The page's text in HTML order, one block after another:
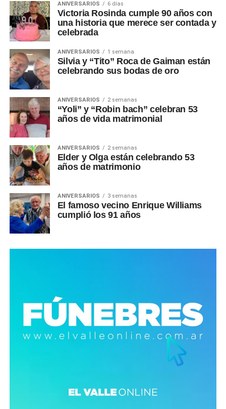
ANIVERSARIOS 6 días
Victoria Rosinda cumple 90 años con
una historia que merece ser contada y
celebrada
ANIVERSARIOS 1 semana
Silvia y “Tito” Roca de Gaiman están
celebrando sus bodas de oro
ANIVERSARIOS 2 semanas
“Yoli” y “Robin bach” celebran 53
años de vida matrimonial
ANIVERSARIOS 2 semanas
Elder y Olga están celebrando 53
años de matrimonio
ANIVERSARIOS 3 semanas
El famoso vecino Enrique Williams
cumplió los 91 años